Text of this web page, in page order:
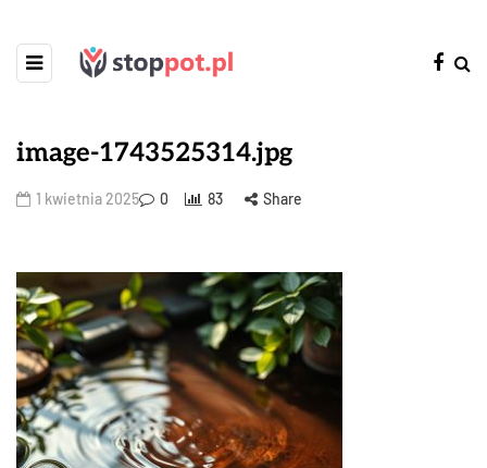
image-1743525314.jpg
1 kwietnia 2025 0 83 Share